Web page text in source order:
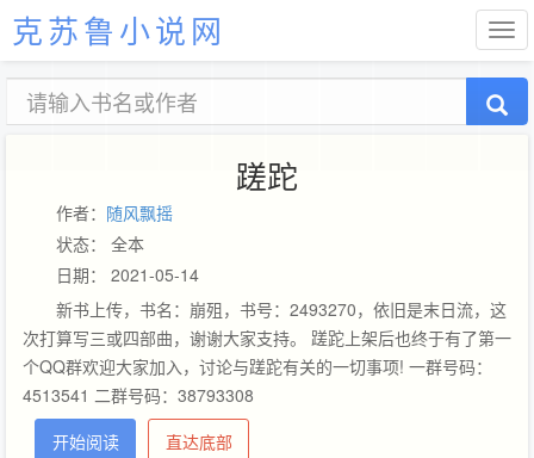
克苏鲁小说网
蹉跎
作者： 随风飘摇
状态： 全本
日期： 2021-05-14
新书上传，书名：崩殂，书号：2493270，依旧是末日流，这
次打算写三或四部曲，谢谢大家支持。 蹉跎上架后也终于有了第一
个QQ群欢迎大家加入，讨论与蹉跎有关的一切事项! 一群号码：
4513541 二群号码：38793308
开始阅读
直达底部